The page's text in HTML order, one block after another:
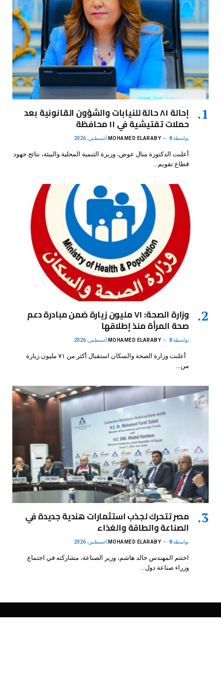
إحالة ٨١ حالة للنيابات والشؤون القانونية بعد
حملات تفتيشية في ١١ محافظة
بواسطة MOHAMED ELARABY 8 أغسطس، 2026
أعلنت الدكتورة منال عوض، وزيرة التنمية المحلية والبيئة، نتائج جهود
قطاع تقويم…
وزارة الصحة: ٧١ مليون زيارة ضمن مبادرة دعم
صحة المرأة منذ إطلاقها
بواسطة MOHAMED ELARABY 8 أغسطس، 2026
أعلنت وزارة الصحة والسكان استقبال أكثر من ٧١ مليون زيارة
من…
مصر تتحرك لجذب استثمارات هندية جديدة في
الصناعة والطاقة والغذاء
بواسطة MOHAMED ELARABY 8 أغسطس، 2026
اختتم المهندس خالد هاشم، وزير الصناعة، مشاركته في اجتماع
وزراء صناعة دول…